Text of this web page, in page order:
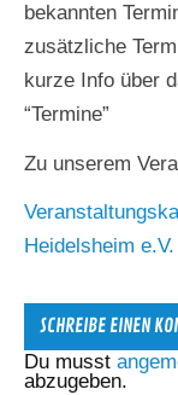
bekannten
zusätzliche
kurze Info über
“Termine”
Zu unserem
Heidelsheim e.V.
SCHREIBE EINEN
Du musst
abzugeben.